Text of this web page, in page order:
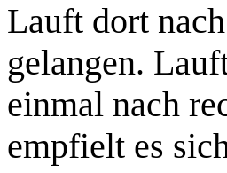
Lauft dort
gelangen.
einmal nach
empfielt es